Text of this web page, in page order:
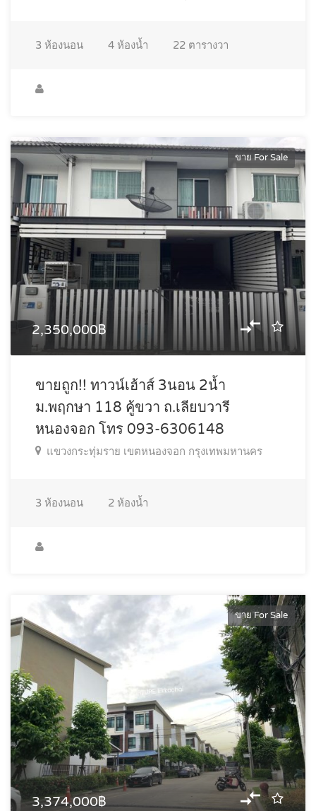
3 ห้องนอน 4 ห้องน้ำ 22 ตารางวา
ขาย For Sale
2,350,000฿
ขายถูก!! ทาวน์เฮ้าส์ 3นอน 2น้ำ
ม.พฤกษา 118 คู้ขวา ถ.เลียบวารี
หนองจอก โทร 093-6306148
แขวงกระทุ่มราย เขตหนองจอก กรุงเทพมหานคร
3 ห้องนอน 2 ห้องน้ำ
ขาย For Sale
3,374,000฿